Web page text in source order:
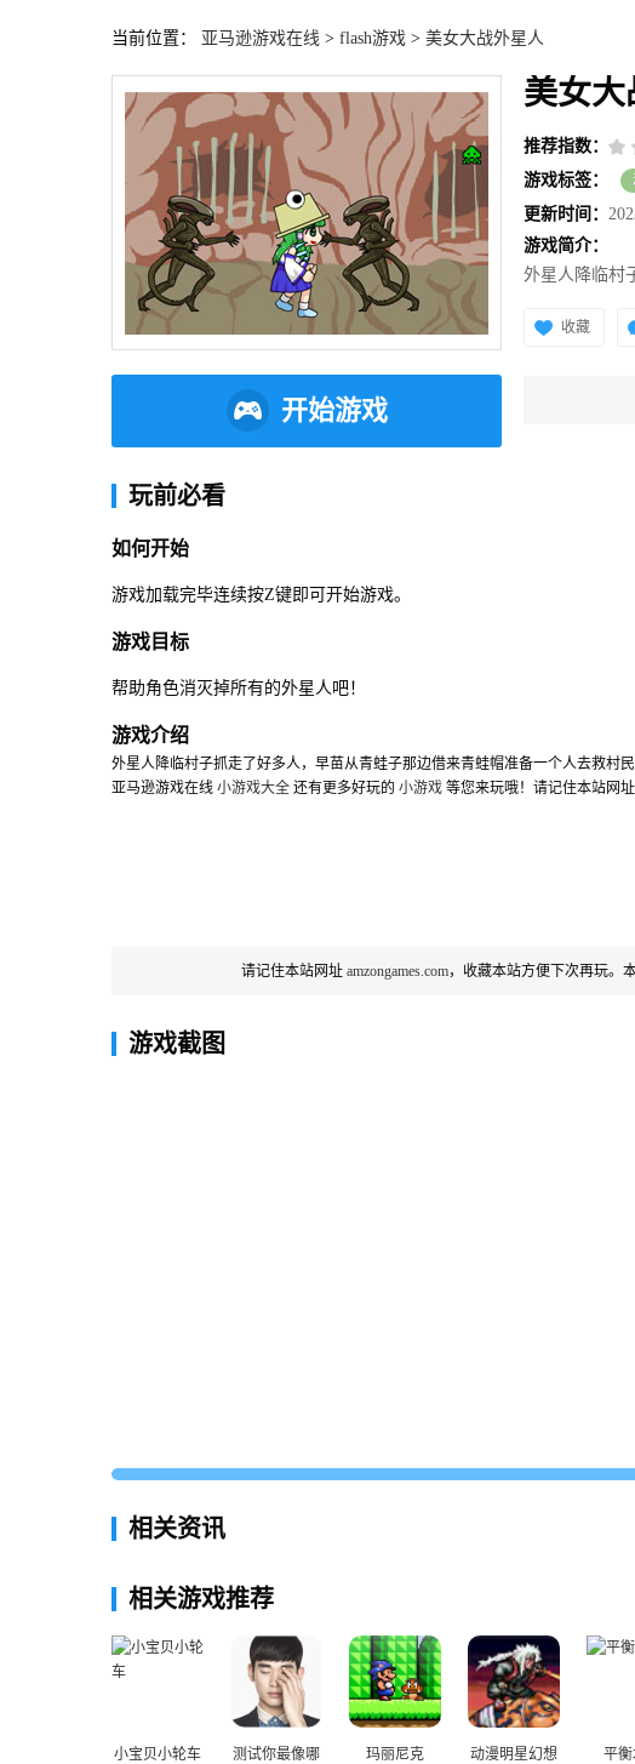
当前位置： 亚马逊游戏在线 > flash游戏 > 美女大战外星人
开始游戏
美女大
推荐指数：
游戏标签：
更新时间：
游戏简介：
外星人降临村
收藏
玩前必看
如何开始
游戏加载完毕连续按Z键即可开始游戏。
游戏目标
帮助角色消灭掉所有的外星人吧！
游戏介绍
外星人降临村子抓走了好多人，早苗从青蛙子那边借来青蛙帽准备一个人去救村
亚马逊游戏在线 小游戏大全 还有更多好玩的 小游戏 等您来玩哦！请记住本站网址
请记住本站网址 amzongames.com，收藏本站方便下次再玩。
游戏截图
相关资讯
相关游戏推荐
小宝贝小轮车
测试你最像哪
玛丽尼克
动漫明星幻想
平